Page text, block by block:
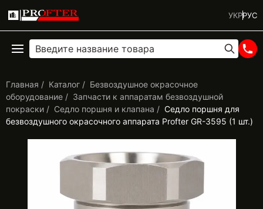
УКРРУС
Главная Каталог
Безвоздушное окрасочное
оборудование
Запчасти к аппаратам безвоздушной
покраски
Седло поршня и клапана
Седло поршня для
безвоздушного окрасочного аппарата Profter GR-3595 (1 шт.)